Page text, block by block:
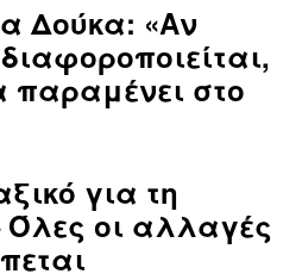
Δούκα: «Αν
παραμένει στο
για τη
Όλες οι αλλαγές